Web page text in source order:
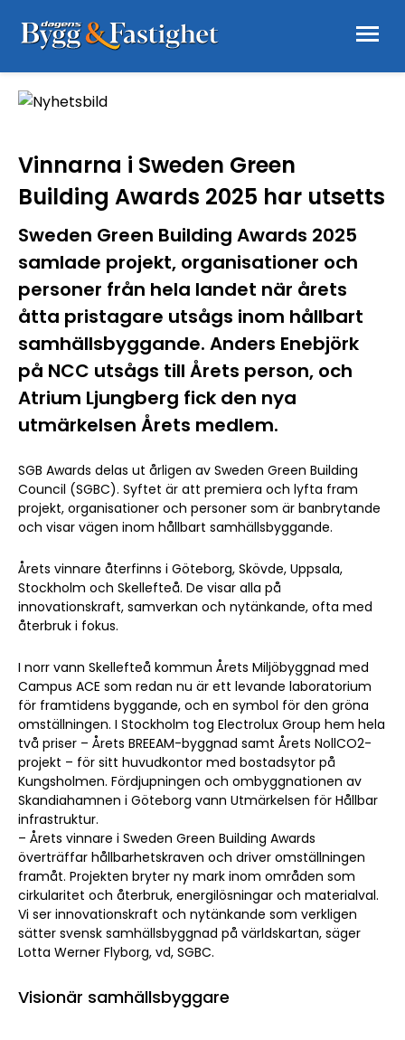
Vinnarna i Sweden Green
Building Awards 2025 har utsetts
Sweden Green Building Awards 2025
samlade projekt, organisationer och
personer från hela landet när årets
åtta pristagare utsågs inom hållbart
samhällsbyggande. Anders Enebjörk
på NCC utsågs till Årets person, och
Atrium Ljungberg fick den nya
utmärkelsen Årets medlem.
SGB Awards delas ut årligen av Sweden Green Building
Council (SGBC). Syftet är att premiera och lyfta fram
projekt, organisationer och personer som är banbrytande
och visar vägen inom hållbart samhällsbyggande.
Årets vinnare återfinns i Göteborg, Skövde, Uppsala,
Stockholm och Skellefteå. De visar alla på
innovationskraft, samverkan och nytänkande, ofta med
återbruk i fokus.
I norr vann Skellefteå kommun Årets Miljöbyggnad med
Campus ACE som redan nu är ett levande laboratorium
för framtidens byggande, och en symbol för den gröna
omställningen. I Stockholm tog Electrolux Group hem hela
två priser – Årets BREEAM-byggnad samt Årets NollCO2-
projekt – för sitt huvudkontor med bostadsytor på
Kungsholmen. Fördjupningen och ombyggnationen av
Skandiahamnen i Göteborg vann Utmärkelsen för Hållbar
infrastruktur.
– Årets vinnare i Sweden Green Building Awards
överträffar hållbarhetskraven och driver omställningen
framåt. Projekten bryter ny mark inom områden som
cirkularitet och återbruk, energilösningar och materialval.
Vi ser innovationskraft och nytänkande som verkligen
sätter svensk samhällsbyggnad på världskartan, säger
Lotta Werner Flyborg, vd, SGBC.
Visionär samhällsbyggare